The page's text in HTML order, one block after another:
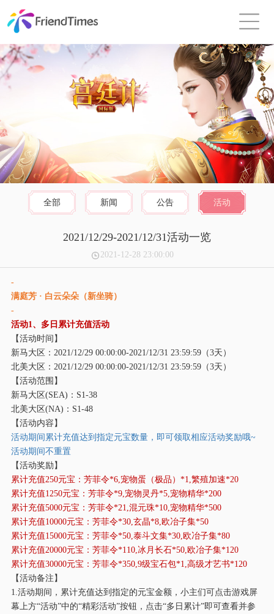
全部 新闻 公告 活动
2021/12/29-2021/12/31活动一览
2021-12-28 23:00:00
-
满庭芳 · 白云朵朵（新坐骑）
-
活动1、多日累计充值活动
【活动时间】
新马大区： 2021/12/29 00:00:00-2021/12/31 23:59:59（3天）
北美大区： 2021/12/29 00:00:00-2021/12/31 23:59:59（3天）
【活动范围】
新马大区(SEA)：S1-38
北美大区(NA)：S1-48
【活动内容】
活动期间累计充值达到指定元宝数量，即可领取相应活动奖励哦~
活动期间不重置
【活动奖励】
累计充值250元宝：芳菲令*6,宠物蛋（极品）*1,繁殖加速*20
累计充值1250元宝：芳菲令*9,宠物灵丹*5,宠物精华*200
累计充值5000元宝：芳菲令*21,混元珠*10,宠物精华*500
累计充值10000元宝：芳菲令*30,玄晶*8,欧冶子集*50
累计充值15000元宝：芳菲令*50,泰斗文集*30,欧冶子集*80
累计充值20000元宝：芳菲令*110,冰月长石*50,欧冶子集*120
累计充值30000元宝：芳菲令*350,9级宝石包*1,高级才艺书*120
【活动备注】
1.活动期间，累计充值达到指定的元宝金额，小主们可点击游戏屏
幕上方“活动”中的“精彩活动”按钮，点击“多日累计”即可查看并参